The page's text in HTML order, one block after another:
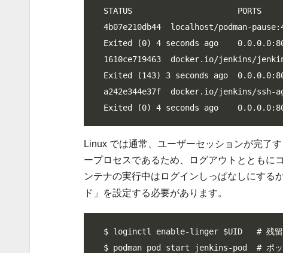
STATUS                      PORTS
4b07e210db44  localhost/podman-
Exited (0) 4 seconds ago
1610ce719463  docker.io/
Exited (143) 3 seconds ago
a242e344e37f  docker.io/jenkins/
Exited (0) 4 seconds ago
Linux では通常、ユーザーセッションが完了
ープロセスであるため、ログアウトとともに
ンテナの実行中はログインしっぱなしにする
ド」を設定する必要があります。
$ loginctl enable-linger $UID   # 残留モ
$ podman pod start jenkins-pod  # ポッ